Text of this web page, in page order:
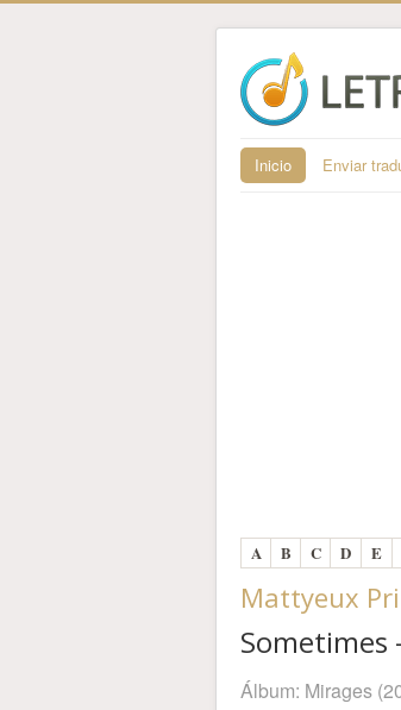
Inicio Enviar
A B C D E
Mattyeux
Sometimes
Álbum: Mirages